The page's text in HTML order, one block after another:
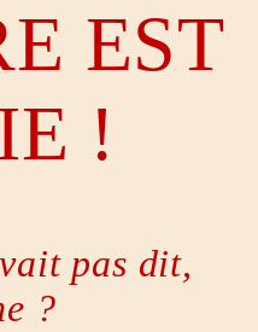
EST
!
pas dit,
?